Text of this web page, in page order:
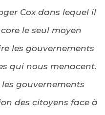
Cox dans lequel il
le seul moyen
les gouvernements
qui nous menacent.
les gouvernements
des citoyens face à